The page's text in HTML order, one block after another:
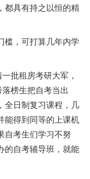
都具有持之以恒的精
，可打算几年内学
批租房考研大军，
榜生把自考当出
全日制复习课程，几
能得到同等的上课机
自考生们学习不努
的自考辅导班，就能